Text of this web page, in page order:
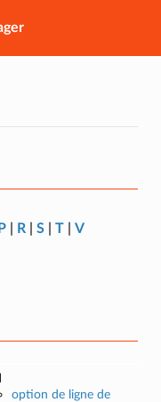
P| R| S| T| V
option de ligne de